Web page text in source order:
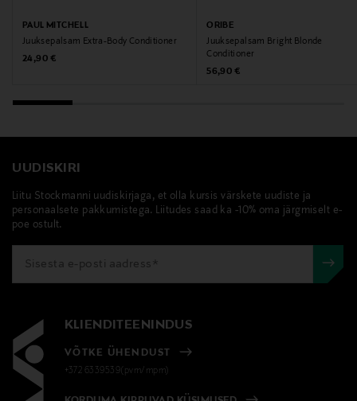
PAUL MITCHELL
Juuksepalsam Extra-Body Conditioner
Original Price
24,90 €
ORIBE
Juuksepalsam Bright Blonde
Conditioner
Original Price
56,90 €
UUDISKIRI
Liitu Stockmanni uudiskirjaga, et olla kursis värskete uudiste ja
personaalsete pakkumistega. Liitudes saad ka -10% oma järgmiselt e-
poe ostult.
KLIENDITEENINDUS
VÕTKE ÜHENDUST
+372 6339539(pvm/mpm)